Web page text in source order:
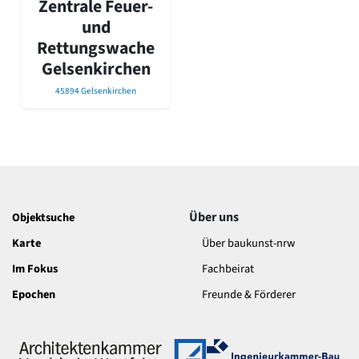
David Chipperfield
Harald Deilmann
Gottfried Böhm
Schneider von Esleben
Peter Behrens
Auszeichnung vorbildlicher Bauten NRW 2020
1950er-70er Jahre
Reformarchitektur
Jugendstil
Klassizismus
Renaissance
Gotik
Zentrale Feuer-
und
Rettungswache
Gelsenkirchen
45894 Gelsenkirchen
Objektsuche
Karte
Im Fokus
Epochen
Über uns
Über baukunst-nrw
Fachbeirat
Freunde & Förderer